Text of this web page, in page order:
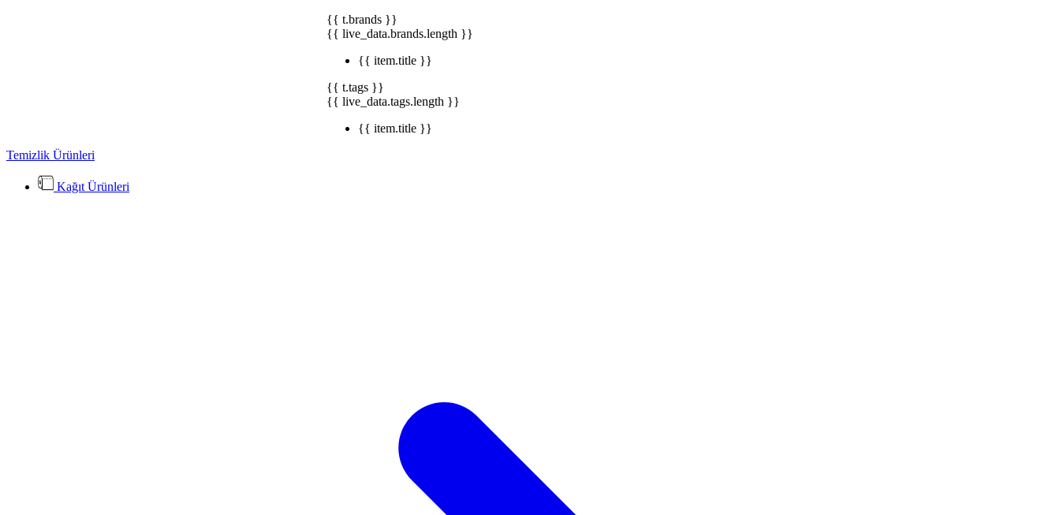
{{ t.brands }}
{{ live_data.brands.length }}
{{ item.title }}
{{ t.tags }}
{{ live_data.tags.length }}
{{ item.title }}
Temizlik Ürünleri
Kağıt Ürünleri